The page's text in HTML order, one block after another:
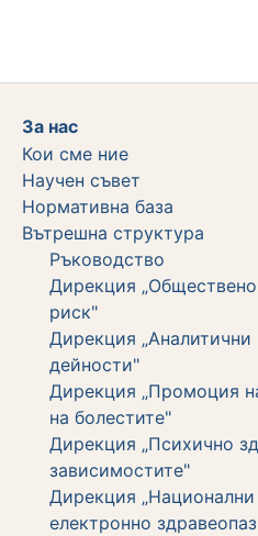
За нас
Кои сме ние
Научен съвет
Нормативна база
Вътрешна структура
Ръководство
Дирекция
риск"
Дирекция „Аналитични
дейности"
Дирекция „Промоция
на болестите"
Дирекция „Психично
зависимостите"
Дирекция
електронно